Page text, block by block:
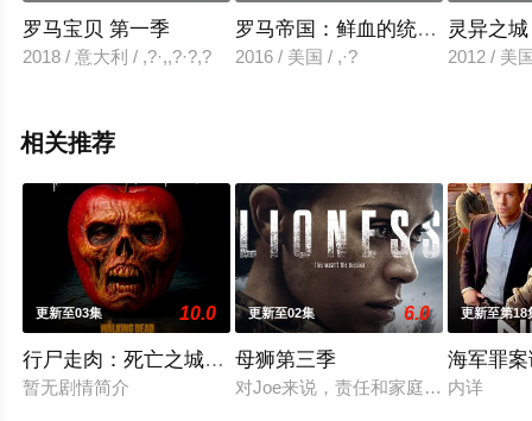
罗马宝贝 第一季
2018 / 意大利 / ,?·,,?·?,?
罗马帝国：鲜血的统治 第一季
2016 / 美国 / ,·?
灵异之
2012 / 美
相关推荐
更新至03集 10.0
行尸走肉：死亡之城第三季
暂无剧情简介
更新至02集 6.0
母狮第三季
对Joe来说，责任和家庭的内忧外患
更新至第18
海军罪
内详